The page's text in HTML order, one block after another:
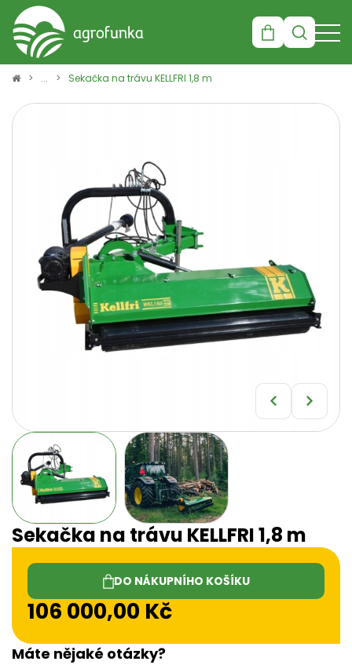
KošíkSekačka na trávu KELLFRI 1,8 m
Sekačka na trávu KELLFRI 1,8 m
DO NÁKUPNÍHO KOŠÍKU
106 000,00 Kč
Máte nějaké otázky?